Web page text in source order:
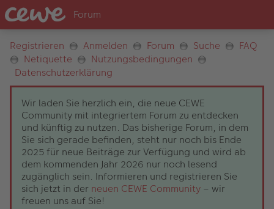
Registrieren Anmelden Forum Suche
FAQ
Netiquette
Nutzungsbedingungen
Datenschutzerklärung
Wir laden Sie herzlich ein, die neue CEWE
Community mit integriertem Forum zu entdecken
und künftig zu nutzen. Das bisherige Forum, in dem
Sie sich gerade befinden, steht nur noch bis Ende
2025 für neue Beiträge zur Verfügung und wird ab
dem kommenden Jahr 2026 nur noch lesend
zugänglich sein. Informieren und registrieren Sie
sich jetzt in der neuen CEWE Community – wir
freuen uns auf Sie!